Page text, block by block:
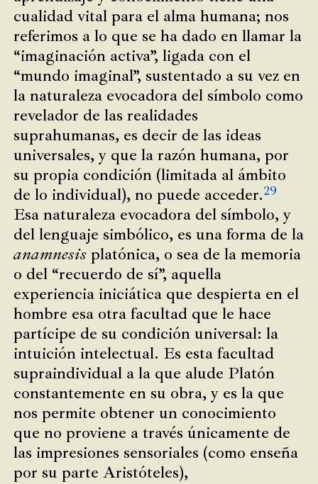
cualidad vital para el alma humana; nos
referimos a lo que se ha dado en llamar la
“imaginación activa”, ligada con el
“mundo imaginal”, sustentado a su vez en
la naturaleza evocadora del símbolo como
revelador de las realidades
suprahumanas, es decir de las ideas
universales, y que la razón humana, por
su propia condición (limitada al ámbito
de lo individual), no puede acceder.29
Esa naturaleza evocadora del símbolo, y
del lenguaje simbólico, es una forma de la
anamnesisplatónica, o sea de la memoria
o del “recuerdo de sí”, aquella
experiencia iniciática que despierta en el
hombre esa otra facultad que le hace
partícipe de su condición universal: la
intuición intelectual. Es esta facultad
supraindividual a la que alude Platón
constantemente en su obra, y es la que
nos permite obtener un conocimiento
que no proviene a través únicamente de
las impresiones sensoriales (como enseña
por su parte Aristóteles),